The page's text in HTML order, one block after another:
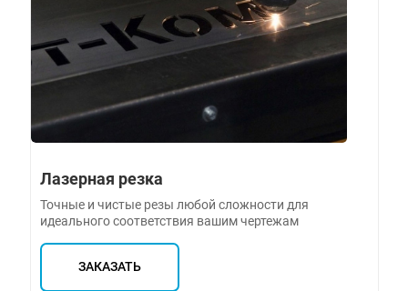
Лазерная резка
Точные и чистые резы любой сложности для
идеального соответствия вашим чертежам
ЗАКАЗАТЬ